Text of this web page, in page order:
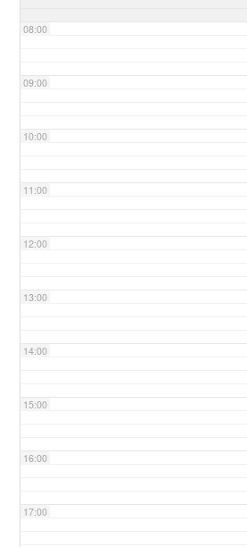
08:00
09:00
10:00
11:00
12:00
13:00
14:00
15:00
16:00
17:00